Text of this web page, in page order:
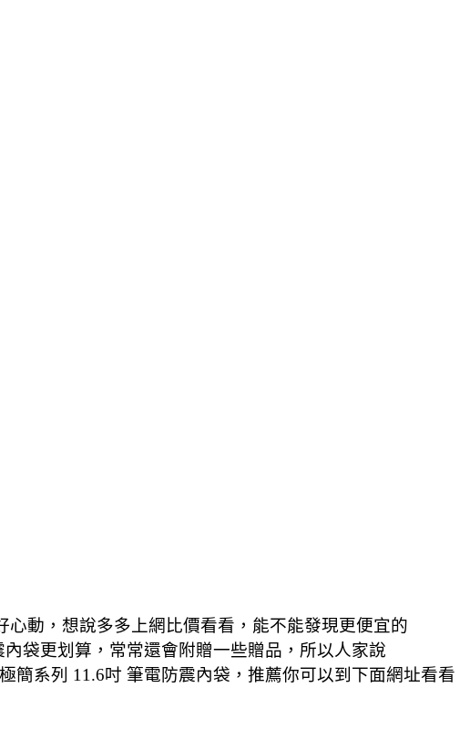
動，想說多多上網比價看看，能不能發現更便宜的
袋更划算，常常還會附贈一些贈品，所以人家說
簡系列 11.6吋 筆電防震內袋，推薦你可以到下面網址看看